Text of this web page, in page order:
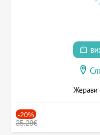
Жерави
-20%
35.28€